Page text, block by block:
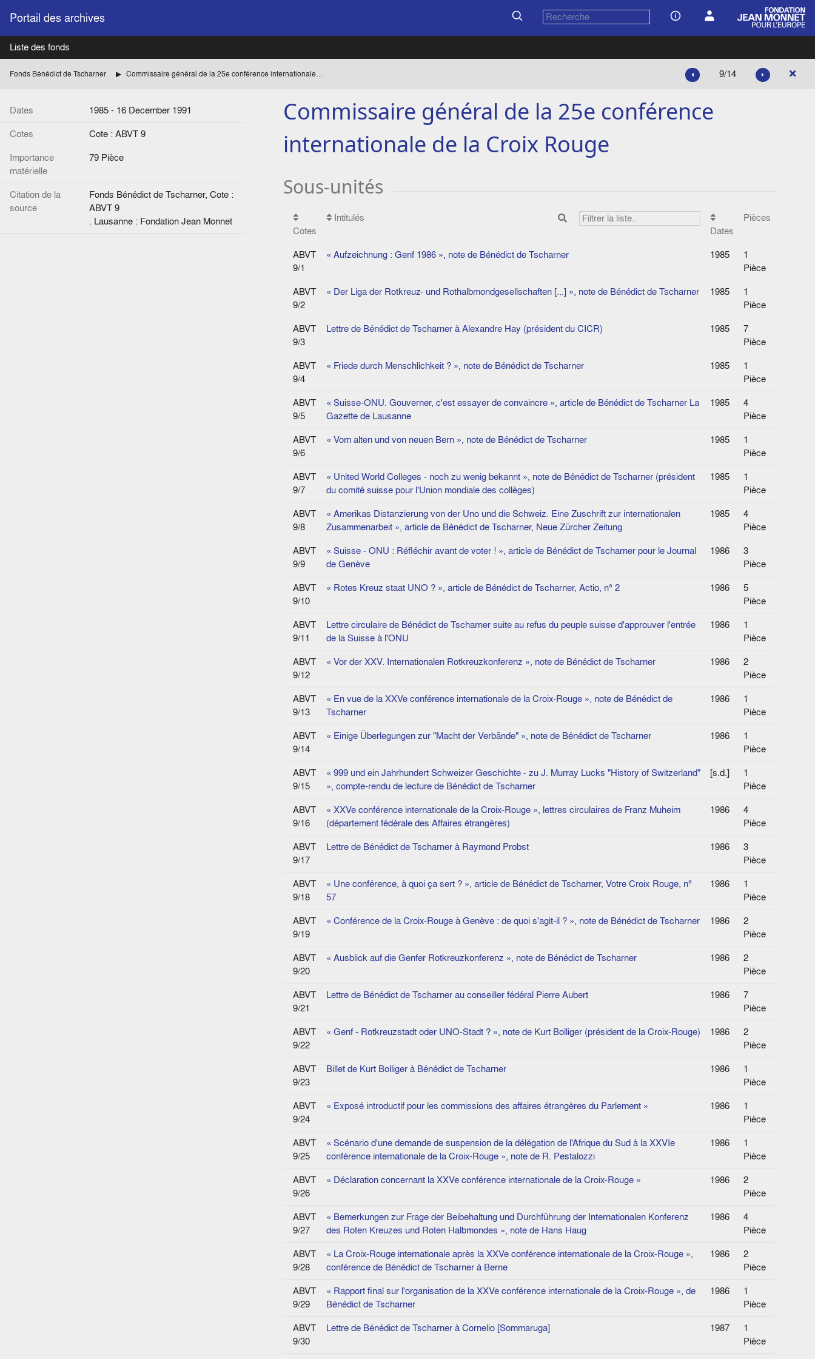
Portail des archives
Liste des fonds
Fonds Bénédict de Tscharner Commissaire général de la 25e conférence internationale de la Croix Rouge 9/14
Dates
1985 - 16 December 1991
Cotes
Cote : ABVT 9
Importance
matérielle
79 Pièce
Citation de la
source
Fonds Bénédict de Tscharner, Cote :
ABVT 9
. Lausanne : Fondation Jean Monnet
Commissaire général de la 25e conférence
internationale de la Croix Rouge
Sous-unités
Cotes
Intitulés
Dates
Pièces
ABVT
9/1
« Aufzeichnung : Genf 1986 », note de Bénédict de Tscharner 1985
1
Pièce
ABVT
9/2
« Der Liga der Rotkreuz- und Rothalbmondgesellschaften [...] », note de Bénédict de Tscharner 1985
1
Pièce
ABVT
9/3
Lettre de Bénédict de Tscharner à Alexandre Hay (président du CICR) 1985
7
Pièce
ABVT
9/4
« Friede durch Menschlichkeit ? », note de Bénédict de Tscharner 1985
1
Pièce
ABVT
9/5
« Suisse-ONU. Gouverner, c'est essayer de convaincre », article de Bénédict de Tscharner La
Gazette de Lausanne
1985
4
Pièce
ABVT
9/6
« Vom alten und von neuen Bern », note de Bénédict de Tscharner 1985
1
Pièce
ABVT
9/7
« United World Colleges - noch zu wenig bekannt », note de Bénédict de Tscharner (président
du comité suisse pour l'Union mondiale des collèges)
1985
1
Pièce
ABVT
9/8
« Amerikas Distanzierung von der Uno und die Schweiz. Eine Zuschrift zur internationalen
Zusammenarbeit », article de Bénédict de Tscharner, Neue Zürcher Zeitung
1985
4
Pièce
ABVT
9/9
« Suisse - ONU : Réfléchir avant de voter ! », article de Bénédict de Tscharner pour le Journal
de Genève
1986
3
Pièce
ABVT
9/10
« Rotes Kreuz staat UNO ? », article de Bénédict de Tscharner, Actio, n° 2 1986
5
Pièce
ABVT
9/11
Lettre circulaire de Bénédict de Tscharner suite au refus du peuple suisse d'approuver l'entrée
de la Suisse à l'ONU
1986
1
Pièce
ABVT
9/12
« Vor der XXV. Internationalen Rotkreuzkonferenz », note de Bénédict de Tscharner 1986
2
Pièce
ABVT
9/13
« En vue de la XXVe conférence internationale de la Croix-Rouge », note de Bénédict de
Tscharner
1986
1
Pièce
ABVT
9/14
« Einige Überlegungen zur "Macht der Verbände" », note de Bénédict de Tscharner 1986
1
Pièce
ABVT
9/15
« 999 und ein Jahrhundert Schweizer Geschichte - zu J. Murray Lucks "History of Switzerland"
», compte-rendu de lecture de Bénédict de Tscharner
[s.d.]
1
Pièce
ABVT
9/16
« XXVe conférence internationale de la Croix-Rouge », lettres circulaires de Franz Muheim
(département fédérale des Affaires étrangères)
1986
4
Pièce
ABVT
9/17
Lettre de Bénédict de Tscharner à Raymond Probst 1986
3
Pièce
ABVT
9/18
« Une conférence, à quoi ça sert ? », article de Bénédict de Tscharner, Votre Croix Rouge, n°
57
1986
1
Pièce
ABVT
9/19
« Conférence de la Croix-Rouge à Genève : de quoi s'agit-il ? », note de Bénédict de Tscharner 1986
2
Pièce
ABVT
9/20
« Ausblick auf die Genfer Rotkreuzkonferenz », note de Bénédict de Tscharner 1986
2
Pièce
ABVT
9/21
Lettre de Bénédict de Tscharner au conseiller fédéral Pierre Aubert 1986
7
Pièce
ABVT
9/22
« Genf - Rotkreuzstadt oder UNO-Stadt ? », note de Kurt Bolliger (président de la Croix-Rouge) 1986
2
Pièce
ABVT
9/23
Billet de Kurt Bolliger à Bénédict de Tscharner 1986
1
Pièce
ABVT
9/24
« Exposé introductif pour les commissions des affaires étrangères du Parlement » 1986
1
Pièce
ABVT
9/25
« Scénario d'une demande de suspension de la délégation de l'Afrique du Sud à la XXVIe
conférence internationale de la Croix-Rouge », note de R. Pestalozzi
1986
1
Pièce
ABVT
9/26
« Déclaration concernant la XXVe conférence internationale de la Croix-Rouge » 1986
2
Pièce
ABVT
9/27
« Bemerkungen zur Frage der Beibehaltung und Durchführung der Internationalen Konferenz
des Roten Kreuzes und Roten Halbmondes », note de Hans Haug
1986
4
Pièce
ABVT
9/28
« La Croix-Rouge internationale après la XXVe conférence internationale de la Croix-Rouge »,
conférence de Bénédict de Tscharner à Berne
1986
2
Pièce
ABVT
9/29
« Rapport final sur l'organisation de la XXVe conférence internationale de la Croix-Rouge », de
Bénédict de Tscharner
1986
1
Pièce
ABVT
9/30
Lettre de Bénédict de Tscharner à Cornelio [Sommaruga] 1987
1
Pièce